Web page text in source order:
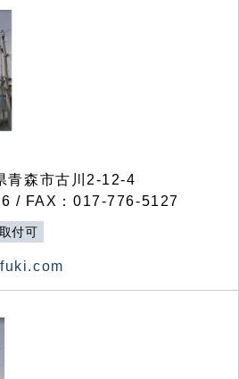
森市古川2-12-4
/ FAX：017-776-5127
付可